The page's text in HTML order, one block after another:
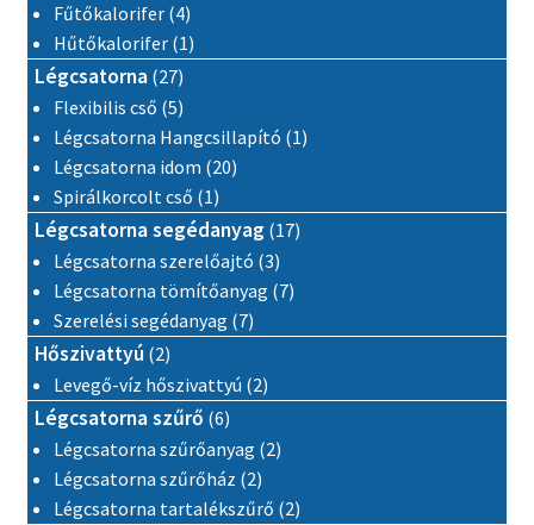
Fűtőkalorifer 44 termék
Hűtőkalorifer 11 termék
Légcsatorna 2727 termék
Flexibilis cső 55 termék
Légcsatorna Hangcsillapító 11 termék
Légcsatorna idom 2020 termék
Spirálkorcolt cső 11 termék
Légcsatorna segédanyag 1717 termék
Légcsatorna szerelőajtó 33 termék
Légcsatorna tömítőanyag 77 termék
Szerelési segédanyag 77 termék
Hőszivattyú 22 termék
Levegő-víz hőszivattyú 22 termék
Légcsatorna szűrő 66 termék
Légcsatorna szűrőanyag 22 termék
Légcsatorna szűrőház 22 termék
Légcsatorna tartalékszűrő 22 termék